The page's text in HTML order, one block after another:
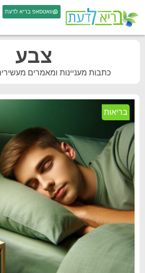
וואטסאפ בריא לדעת
צבע
כתבות מעניינות ומאמרים
בריאות